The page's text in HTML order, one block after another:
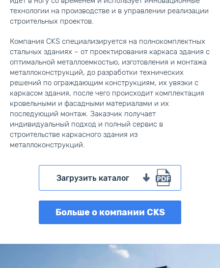
металлоконструкций. Завод металлоконструкций ЦКС
идет в ногу со временем и использует инновационные
технологии на производстве и в управлении реализации
строительных проектов.
Компания CKS специализируется на полнокомплектных
стальных зданиях – от проектирования каркаса здания с
оптимальной металлоемкостью, изготовления и монтажа
металлоконструкций, до разработки технических
решений по ограждающим конструкциям, их увязки с
каркасом здания, после чего происходит комплектация
кровельными и фасадными материалами и их
последующий монтаж. Заказчик получает
индивидуальный подход и полный сервис в
строительстве каркасного здания из